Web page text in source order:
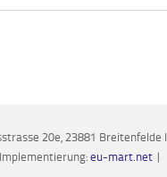
20e, 23881 Breitenfelde I
eu-mart.net|